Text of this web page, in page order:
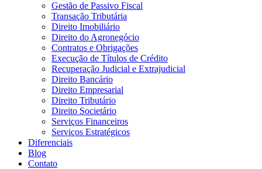
Gestão de Passivo Fiscal
Transação Tributária
Direito Imobiliário
Direito do Agronegócio
Contratos e Obrigações
Execução de Títulos de Crédito
Recuperação Judicial e Extrajudicial
Direito Bancário
Direito Empresarial
Direito Tributário
Direito Societário
Serviços Financeiros
Serviços Estratégicos
Diferenciais
Blog
Contato